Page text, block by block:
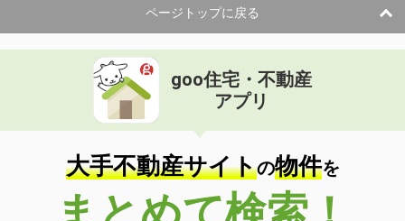
ページトップに戻る
goo住宅・不動産
アプリ
大手不動産サイトの物件を